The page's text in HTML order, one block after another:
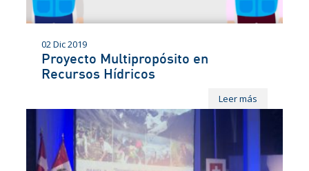
02 Dic 2019
Proyecto Multipropósito en
Recursos Hídricos
Leer más